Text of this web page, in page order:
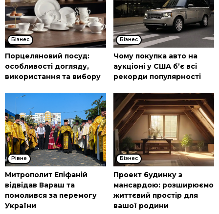
Бізнес
Порцеляновий посуд:
особливості догляду,
використання та вибору
Бізнес
Чому покупка авто на
аукціоні у США б’є всі
рекорди популярності
Рівне
Митрополит Епіфаній
відвідав Вараш та
помолився за перемогу
України
Бізнес
Проект будинку з
мансардою: розширюємо
життєвий простір для
вашої родини